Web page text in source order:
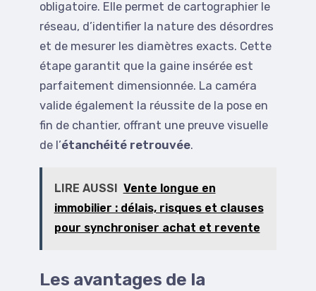
obligatoire. Elle permet de cartographier le
réseau, d’identifier la nature des désordres
et de mesurer les diamètres exacts. Cette
étape garantit que la gaine insérée est
parfaitement dimensionnée. La caméra
valide également la réussite de la pose en
fin de chantier, offrant une preuve visuelle
de l’étanchéité retrouvée.
LIRE AUSSI Vente longue en
immobilier : délais, risques et clauses
pour synchroniser achat et revente
Les avantages de la